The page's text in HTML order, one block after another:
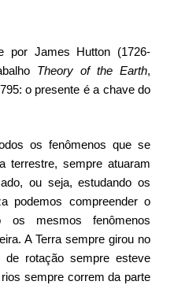
por James Hutton (1726-
Theory of the Earth,
o presente é a chave do
os fenômenos que se
terrestre, sempre atuaram
ou seja, estudando os
podemos compreender o
os mesmos fenômenos
A Terra sempre girou no
de rotação sempre esteve
sempre correm da parte